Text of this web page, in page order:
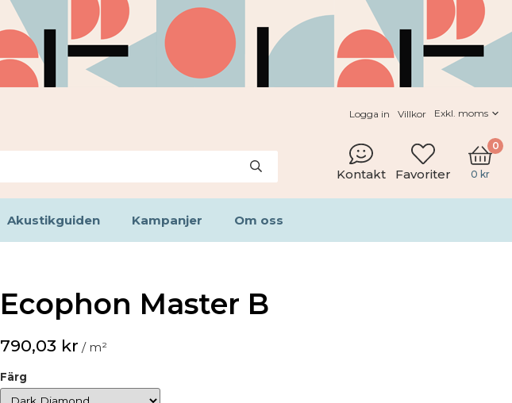
Logga in Villkor
Kontakt Favoriter
0
0 kr
Akustikguiden Kampanjer Om oss
Ecophon Master B
790,03 kr / m²
Färg